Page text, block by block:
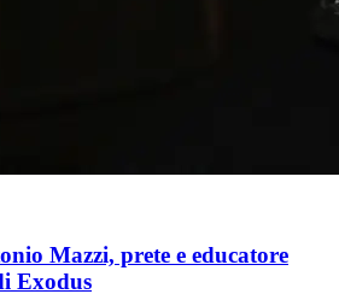
Mazzi, prete e educatore
Exodus